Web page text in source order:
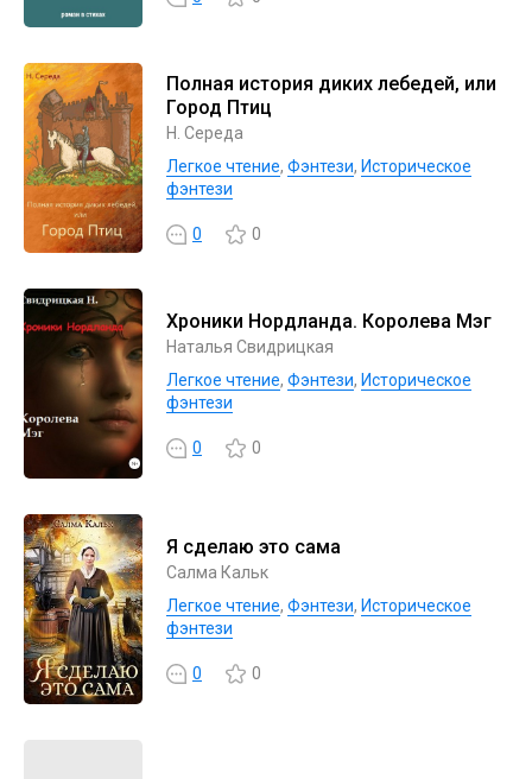
Полная история диких лебедей, или
Город Птиц
Н. Середа
Легкое чтение, Фэнтези, Историческое
фэнтези
0 0
Хроники Нордланда. Королева Мэг
Наталья Свидрицкая
Легкое чтение, Фэнтези, Историческое
фэнтези
0 0
Я сделаю это сама
Салма Кальк
Легкое чтение, Фэнтези, Историческое
фэнтези
0 0